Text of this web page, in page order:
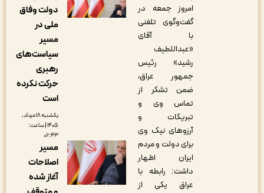
امروز جمعه در
گفت‌وگوی تلفنی
با آقای
«عبداللطیف
رشید» رئیس
جمهور عراق،
ضمن تشکر از
تماس وی و
تبریکات و
آرزوهای نیک وی
برای دولت و مردم
ایران اظهار
داشت: رابطه با
عراق یکی از
دولت وفاق
سیاست‌های
حرکت نکرده
یکشنبه ۱۸ مرداد,
۱۴۰۵ | ساعت:
مسیر
اصلاحات
آغاز شده